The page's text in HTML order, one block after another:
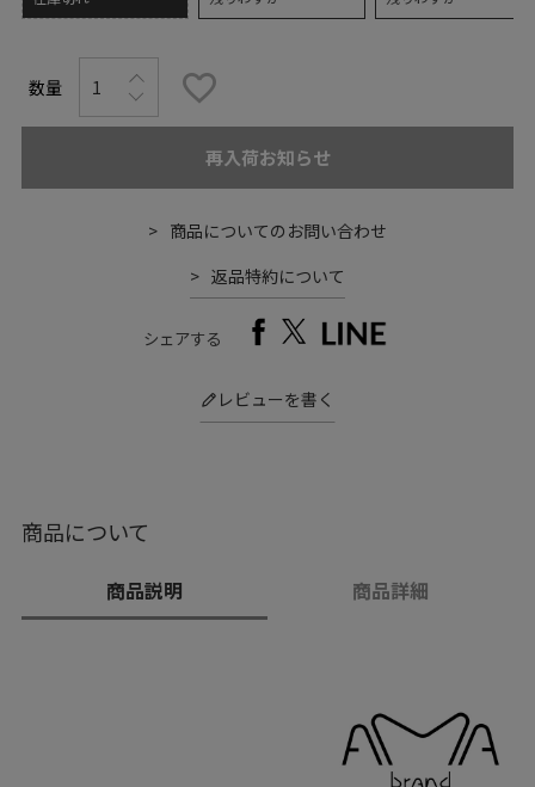
再入荷お知らせ
商品についてのお問い合わせ
返品特約について
シェアする
レビューを書く
商品について
商品説明 商品詳細